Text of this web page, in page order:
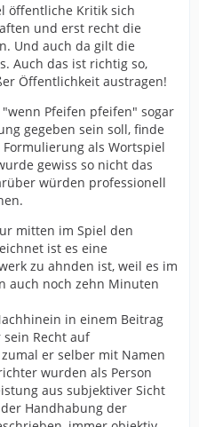
öffentliche Kritik sich
und erst recht die
Und auch da gilt die
Auch das ist richtig so,
Öffentlichkeit austragen!
Pfeifen pfeifen" sogar
gegeben sein soll, finde
als Wortspiel
gewiss so nicht das
würden professionell
mitten im Spiel den
ist es eine
zu ahnden ist, weil es im
auch noch zehn Minuten
in einem Beitrag
Recht auf
er selber mit Namen
wurden als Person
aus subjektiver Sicht
Handhabung der